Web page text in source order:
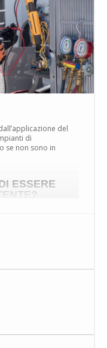
del
di
se non sono in
ESSERE
è il
viene
e quella per le